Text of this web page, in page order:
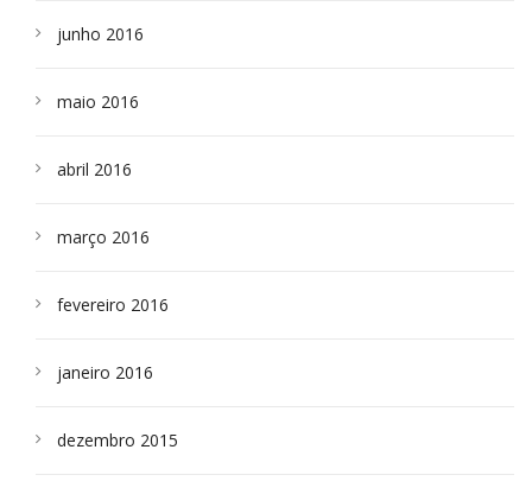
junho 2016
maio 2016
abril 2016
março 2016
fevereiro 2016
janeiro 2016
dezembro 2015